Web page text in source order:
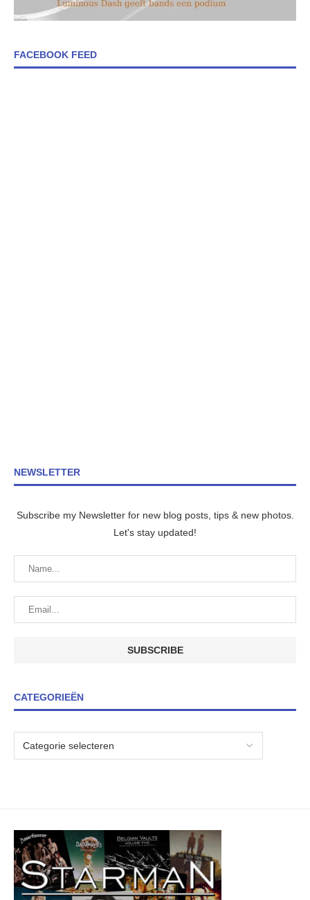
FACEBOOK FEED
NEWSLETTER
Subscribe my Newsletter for new blog posts, tips & new photos.
Let's stay updated!
CATEGORIEËN